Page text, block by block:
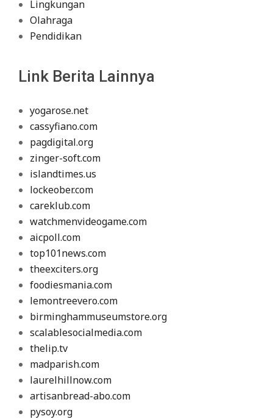
Lingkungan
Olahraga
Pendidikan
Link Berita Lainnya
yogarose.net
cassyfiano.com
pagdigital.org
zinger-soft.com
islandtimes.us
lockeober.com
careklub.com
watchmenvideogame.com
aicpoll.com
top101news.com
theexciters.org
foodiesmania.com
lemontreevero.com
birminghammuseumstore.org
scalablesocialmedia.com
thelip.tv
madparish.com
laurelhillnow.com
artisanbread-abo.com
pysoy.org